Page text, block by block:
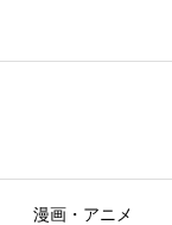
漫画・アニメ